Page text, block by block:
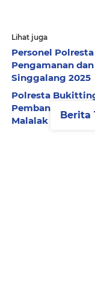
Lihat juga
Personel
Pengamanan
Singgalang 2025
Polresta
Pembangunan
Malalak TimurBerita